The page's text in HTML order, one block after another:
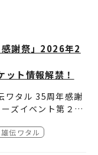
イベントをBlu-ra
るトークコーナー
英雄伝ワタル２』
ったシリーズ歴代
たイベントは【史
なる内容をお届け
でお楽しみくだ
タル 35周年感謝祭
リーンホールにて
して収録!
ーティストたちの
伊倉一恵／林原め
乃 麗／伊藤
／11,000（10%税
感謝祭」2026年2
ト情報解禁！
ワタル 35周年感謝
ズイベント第２
！
伝ワタル